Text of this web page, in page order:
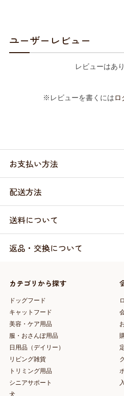
ユーザーレビュー
レビューはあ
※レビューを書くにはロ
お支払い方法
配送方法
送料について
返品・交換について
カテゴリから探す
ドッグフード
キャットフード
美容・ケア用品
服・おさんぽ用品
日用品（デイリー）
リビング雑貨
トリミング用品
シニアサポート
犬